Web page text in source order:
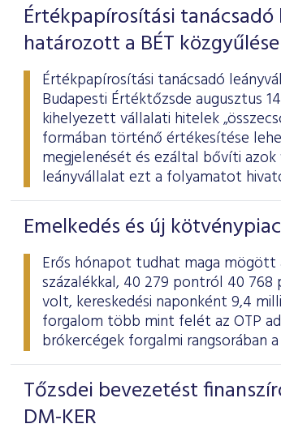
Értékpapírosítási
határozott a BÉT közgyűlése
Értékpapírosítási tanácsadó
Budapesti Értéktőzsde augusztus
kihelyezett vállalati hitelek
formában történő értékesítése
megjelenését és ezáltal bővíti
leányvállalat ezt a folyamatot
Emelkedés és új
Erős hónapot tudhat maga mögött
százalékkal, 40 279 pontról 40
volt, kereskedési naponként 9,4
forgalom több mint felét az OTP
brókercégek forgalmi rangsorában
Tőzsdei bevezetést
DM-KER